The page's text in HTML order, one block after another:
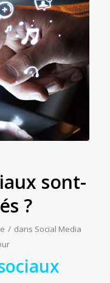
sont-
?
/ dans Social Media